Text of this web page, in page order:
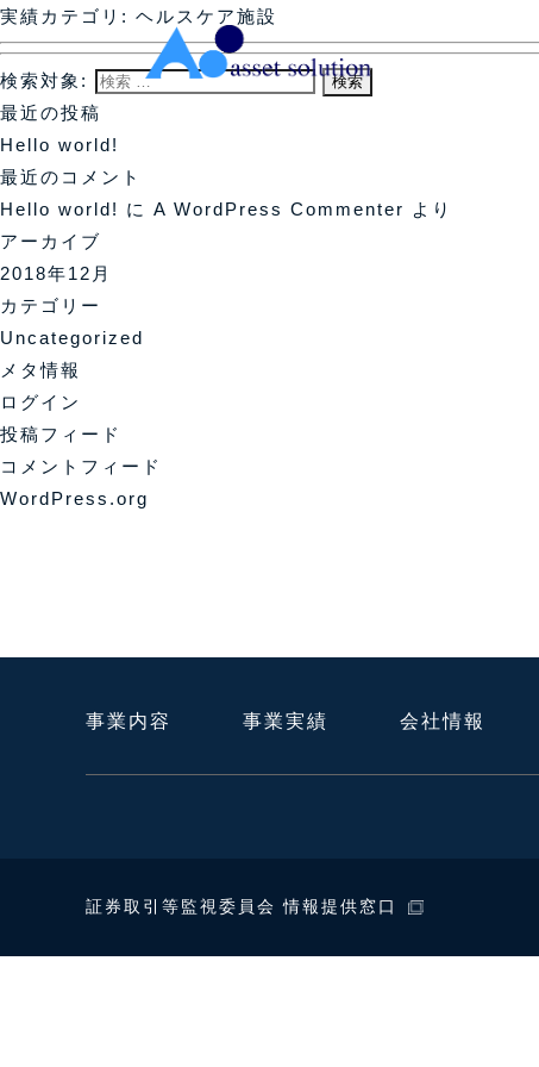
実績カテゴリ: ヘルスケア施設
検索対象:
最近の投稿
Hello world!
最近のコメント
Hello world! に A WordPress Commenter より
アーカイブ
2018年12月
カテゴリー
Uncategorized
メタ情報
ログイン
投稿フィード
コメントフィード
WordPress.org
事業内容 事業実績 会社情報
証券取引等監視委員会 情報提供窓口